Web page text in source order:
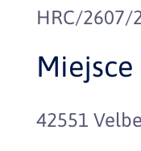
HRC/2607/
Miejsce
42551